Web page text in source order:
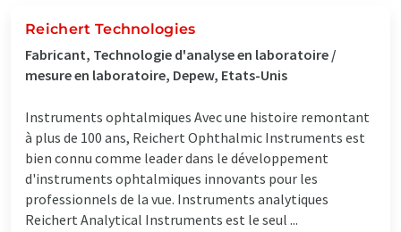
Reichert Technologies
Fabricant, Technologie d'analyse en laboratoire /
mesure en laboratoire, Depew, Etats-Unis
Instruments ophtalmiques Avec une histoire remontant
à plus de 100 ans, Reichert Ophthalmic Instruments est
bien connu comme leader dans le développement
d'instruments ophtalmiques innovants pour les
professionnels de la vue. Instruments analytiques
Reichert Analytical Instruments est le seul ...